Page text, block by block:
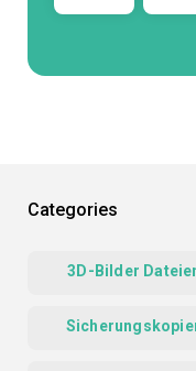
Categories
3D-Bilder